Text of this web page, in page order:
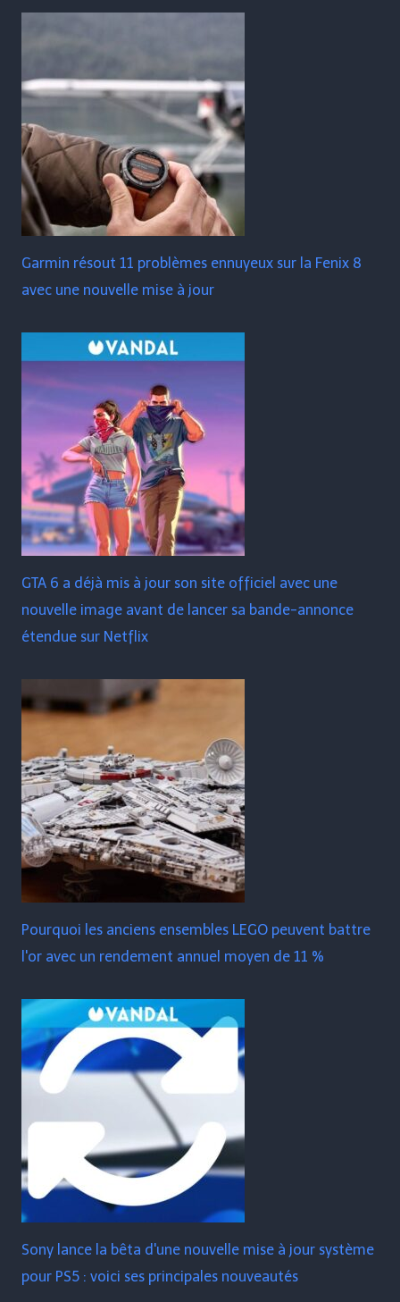
Garmin résout 11 problèmes ennuyeux sur la Fenix ​​​​8
avec une nouvelle mise à jour
GTA 6 a déjà mis à jour son site officiel avec une
nouvelle image avant de lancer sa bande-annonce
étendue sur Netflix
Pourquoi les anciens ensembles LEGO peuvent battre
l'or avec un rendement annuel moyen de 11 %
Sony lance la bêta d'une nouvelle mise à jour système
pour PS5 : voici ses principales nouveautés